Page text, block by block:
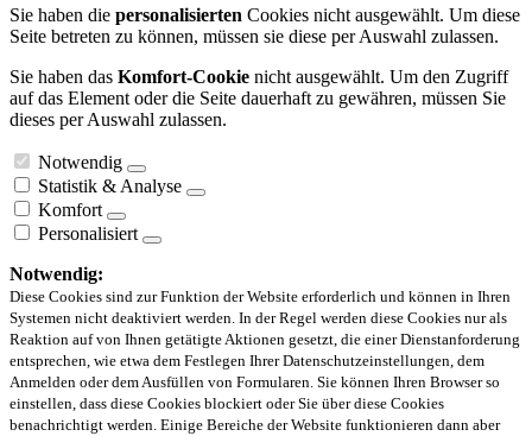
Sie haben die personalisierten Cookies nicht ausgewählt. Um diese
Seite betreten zu können, müssen sie diese per Auswahl zulassen.
Sie haben das Komfort-Cookie nicht ausgewählt. Um den Zugriff
auf das Element oder die Seite dauerhaft zu gewähren, müssen Sie
dieses per Auswahl zulassen.
Notwendig
Statistik & Analyse
Komfort
Personalisiert
Notwendig:
Diese Cookies sind zur Funktion der Website erforderlich und können in Ihren
Systemen nicht deaktiviert werden. In der Regel werden diese Cookies nur als
Reaktion auf von Ihnen getätigte Aktionen gesetzt, die einer Dienstanforderung
entsprechen, wie etwa dem Festlegen Ihrer Datenschutzeinstellungen, dem
Anmelden oder dem Ausfüllen von Formularen. Sie können Ihren Browser so
einstellen, dass diese Cookies blockiert oder Sie über diese Cookies
benachrichtigt werden. Einige Bereiche der Website funktionieren dann aber